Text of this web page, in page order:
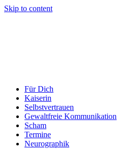
Skip to content
Für Dich
Kaiserin
Selbstvertrauen
Gewaltfreie Kommunikation
Scham
Termine
Neurographik